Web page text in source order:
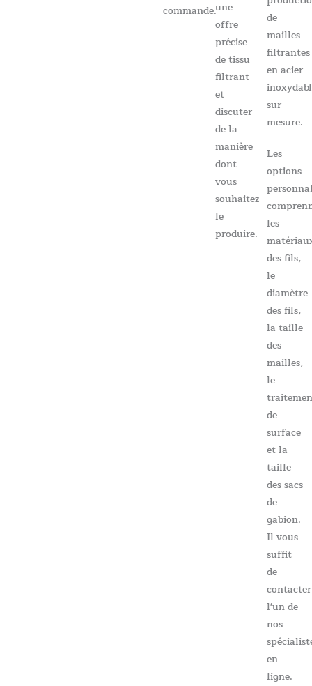
commande.une
offre
précise
de tissu
filtrant
et
discuter
de la
manière
dont
vous
souhaitez
le
produire.
de
mailles
filtrantes
en acier
sur
mesure.
Les
options
les
des fils,
le
diamètre
des fils,
la taille
des
mailles,
le
de
surface
et la
taille
des sacs
de
gabion.
Il vous
suffit
de
contacter
l'un de
nos
en
ligne.